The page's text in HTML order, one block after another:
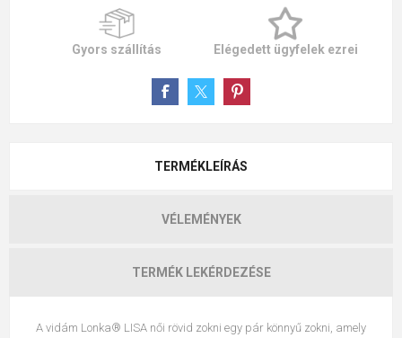
Gyors szállítás Elégedett ügyfelek ezrei
TERMÉKLEÍRÁS
VÉLEMÉNYEK
TERMÉK LEKÉRDEZÉSE
A vidám Lonka® LISA női rövid zokni egy pár könnyű zokni, amely